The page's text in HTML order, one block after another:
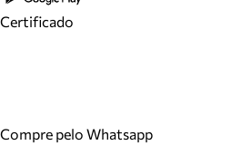
Certificado
Compre pelo Whatsapp